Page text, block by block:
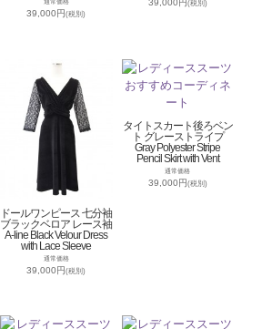
通常価格
39,000円(税別)
39,000円(税別)
ドールワンピース 七分袖
ブラックベロア レース袖
A-line Black Velour Dress
with Lace Sleeve
通常価格
39,000円(税別)
タイトスカート後ろベン
ト グレーストライプ
Gray Polyester Stripe
Pencil Skirt with Vent
通常価格
39,000円(税別)